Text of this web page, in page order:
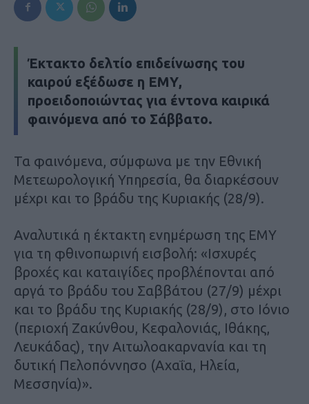
Έκτακτο δελτίο επιδείνωσης του
καιρού εξέδωσε η ΕΜΥ,
προειδοποιώντας για έντονα καιρικά
φαινόμενα από το Σάββατο.
Τα φαινόμενα, σύμφωνα με την Εθνική
Μετεωρολογική Υπηρεσία, θα διαρκέσουν
μέχρι και το βράδυ της Κυριακής (28/9).
Αναλυτικά η έκτακτη ενημέρωση της ΕΜΥ
για τη φθινοπωρινή εισβολή: «Ισχυρές
βροχές και καταιγίδες προβλέπονται από
αργά το βράδυ του Σαββάτου (27/9) μέχρι
και το βράδυ της Κυριακής (28/9), στο Ιόνιο
(περιοχή Ζακύνθου, Κεφαλονιάς, Ιθάκης,
Λευκάδας), την Αιτωλοακαρνανία και τη
δυτική Πελοπόννησο (Αχαΐα, Ηλεία,
Μεσσηνία)».